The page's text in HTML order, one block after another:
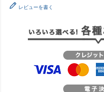
レビューを書く